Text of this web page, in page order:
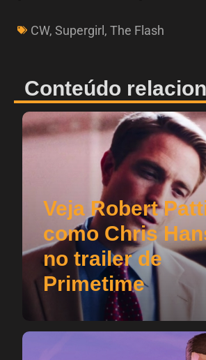
CW, Supergirl , The Flash
Conteúdo
Veja Robert
como Chris
no trailer de
Primetime